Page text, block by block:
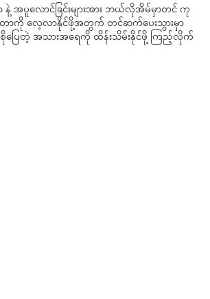
နဲ့ အပူလောင်ခြင်းများအား ဘယ်လိုအိမ်မှာတင် ကု
ကို လေ့လာနိုင်ဖို့အတွက် တင်ဆက်ပေးသွားမှာ
စိုပြေတဲ့ အသားအရေကို ထိန်းသိမ်းနိုင်ဖို့ ကြည့်လိုက်